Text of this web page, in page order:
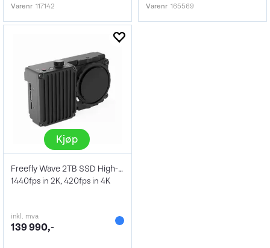
Varenr 117142 Varenr 165569
Kjøp
Freefly Wave 2TB SSD High-Speed Camera
1440fps in 2K, 420fps in 4K
inkl. mva
139 990,-